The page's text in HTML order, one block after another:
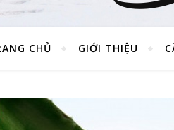
CHỦ GIỚI THIỆU